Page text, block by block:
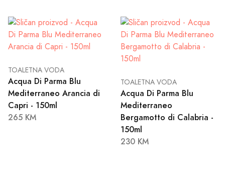
TOALETNA VODA
Acqua Di Parma Blu
Mediterraneo Arancia di
Capri - 150ml
265 KM
TOALETNA VODA
Acqua Di Parma Blu
Mediterraneo
Bergamotto di Calabria -
150ml
230 KM